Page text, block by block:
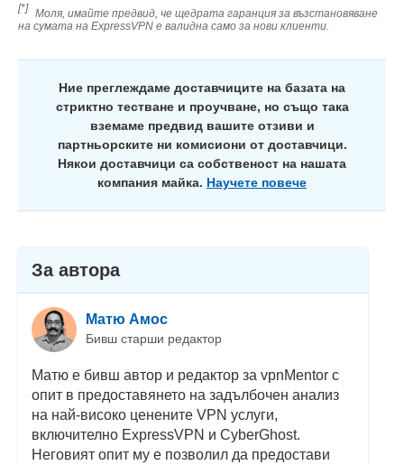
[*] Моля, имайте предвид, че щедрата гаранция за възстановяване
на сумата на ExpressVPN е валидна само за нови клиенти.
Ние преглеждаме доставчиците на базата на
стриктно тестване и проучване, но също така
вземаме предвид вашите отзиви и
партньорските ни комисиони от доставчици.
Някои доставчици са собственост на нашата
компания майка. Научете повече
За автора
Матю Амос
Бивш старши редактор
Матю е бивш автор и редактор за vpnMentor с
опит в предоставянето на задълбочен анализ
на най-високо ценените VPN услуги,
включително ExpressVPN и CyberGhost.
Неговият опит му е позволил да предостави